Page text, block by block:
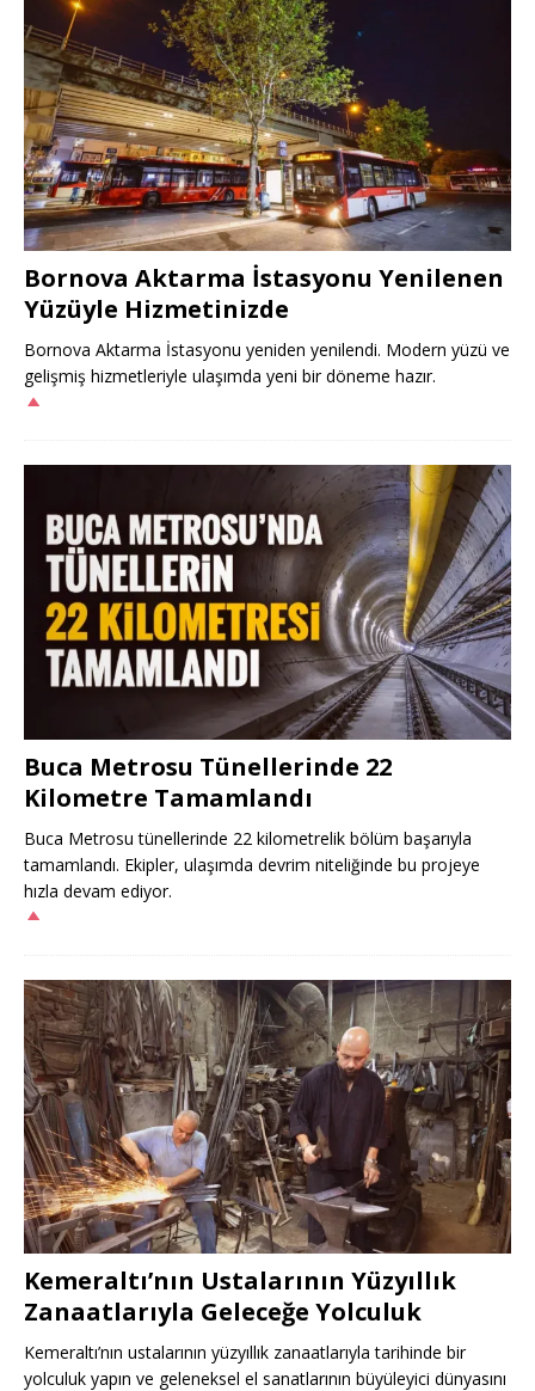
Bornova Aktarma İstasyonu Yenilenen
Yüzüyle Hizmetinizde
Bornova Aktarma İstasyonu yeniden yenilendi. Modern yüzü ve
gelişmiş hizmetleriyle ulaşımda yeni bir döneme hazır.
Buca Metrosu Tünellerinde 22
Kilometre Tamamlandı
Buca Metrosu tünellerinde 22 kilometrelik bölüm başarıyla
tamamlandı. Ekipler, ulaşımda devrim niteliğinde bu projeye
hızla devam ediyor.
Kemeraltı’nın Ustalarının Yüzyıllık
Zanaatlarıyla Geleceğe Yolculuk
Kemeraltı’nın ustalarının yüzyıllık zanaatlarıyla tarihinde bir
yolculuk yapın ve geleneksel el sanatlarının büyüleyici dünyasını